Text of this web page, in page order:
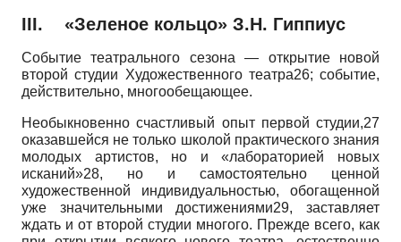
III. «Зеленое кольцо» З.Н. Гиппиус
Событие театрального сезона — открытие новой
второй студии Художественного театра26; событие,
действительно, многообещающее.
Необыкновенно счастливый опыт первой студии,27
оказавшейся не только школой практического знания
молодых артистов, но и «лабораторией новых
исканий»28, но и самостоятельно ценной
художественной индивидуальностью, обогащенной
уже значительными достижениями29, заставляет
ждать и от второй студии многого. Прежде всего, как